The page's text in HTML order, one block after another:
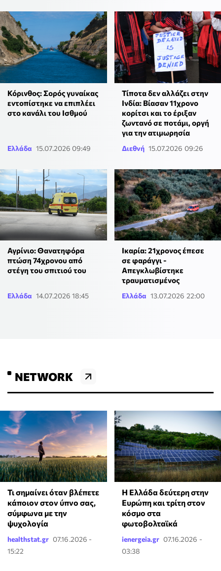
Κόρινθος: Σορός γυναίκας
εντοπίστηκε να επιπλέει
στο κανάλι του Ισθμού
Ελλάδα 15.07.2026 09:49
Τίποτα δεν αλλάζει στην
Ινδία: Βίασαν 11χρονο
κορίτσι και το έριξαν
ζωντανό σε ποτάμι, οργή
για την ατιμωρησία
Διεθνή 15.07.2026 09:26
Αγρίνιο: Θανατηφόρα
πτώση 74χρονου από
στέγη του σπιτιού του
Ελλάδα 14.07.2026 18:45
Ικαρία: 21χρονος έπεσε
σε φαράγγι -
Απεγκλωβίστηκε
τραυματισμένος
Ελλάδα 13.07.2026 22:00
NETWORK
Τι σημαίνει όταν βλέπετε
κάποιον στον ύπνο σας,
σύμφωνα με την
ψυχολογία
healthstat.gr 07.16.2026 -
15:22
Η Ελλάδα δεύτερη στην
Ευρώπη και τρίτη στον
κόσμο στα
φωτοβολταϊκά
ienergeia.gr 07.16.2026 -
03:38